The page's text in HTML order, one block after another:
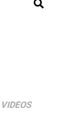
VIDEOS